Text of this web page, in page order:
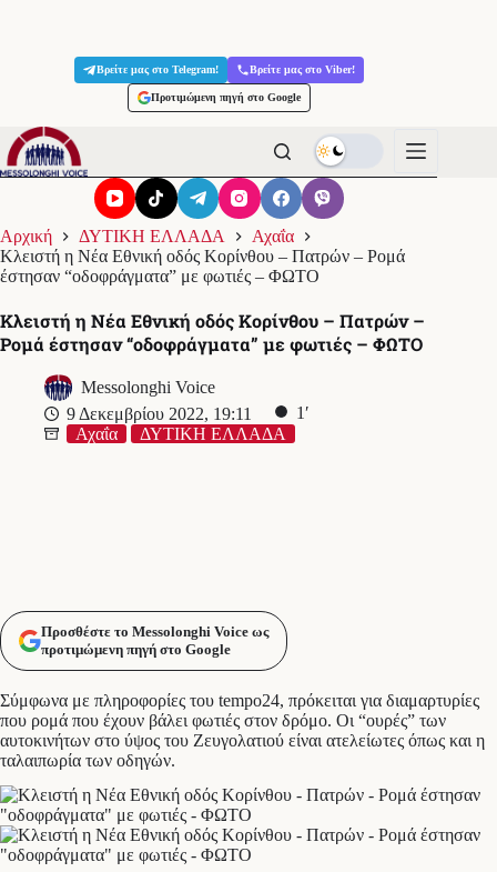
Βρείτε μας στο Telegram! Βρείτε μας στο Viber!
Προτιμώμενη πηγή στο Google
Αρχική ΔΥΤΙΚΗ ΕΛΛΑΔΑ
Αχαΐα
Κλειστή η Νέα Εθνική οδός Κορίνθου – Πατρών – Ρομά
έστησαν “οδοφράγματα” με φωτιές – ΦΩΤΟ
Κλειστή η Νέα Εθνική οδός Κορίνθου – Πατρών –
Ρομά έστησαν “οδοφράγματα” με φωτιές – ΦΩΤΟ
Messolonghi Voice
9 Δεκεμβρίου 2022, 19:11
1′
Αχαΐα
ΔΥΤΙΚΗ ΕΛΛΑΔΑ
Προσθέστε το Messolonghi Voice ως
προτιμώμενη πηγή στο Google
Σύμφωνα με πληροφορίες του tempo24, πρόκειται για διαμαρτυρίες
που ρομά που έχουν βάλει φωτιές στον δρόμο. Οι “ουρές” των
αυτοκινήτων στο ύψος του Ζευγολατιού είναι ατελείωτες όπως και η
ταλαιπωρία των οδηγών.